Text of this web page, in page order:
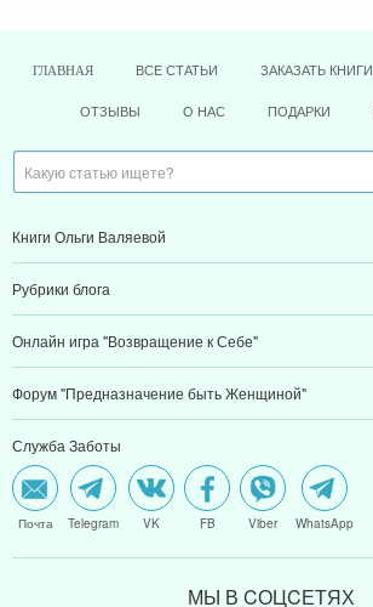
ГЛАВНАЯ ВСЕ СТАТЬИ ЗАКАЗАТЬ КНИГИ
ОТЗЫВЫ О НАС ПОДАРКИ
Книги Ольги Валяевой
Рубрики блога
Онлайн игра "Возвращение к Себе"
Форум "Предназначение быть Женщиной"
Служба Заботы
Почта Telegram VK FB Viber WhatsApp
МЫ В CОЦCЕТЯХ